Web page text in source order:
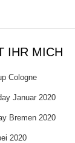
IHR MICH
Cologne
Januar 2020
Bremen 2020
2020